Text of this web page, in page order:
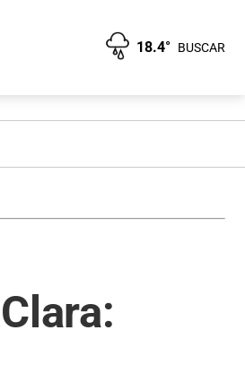
18.4° BUSCAR